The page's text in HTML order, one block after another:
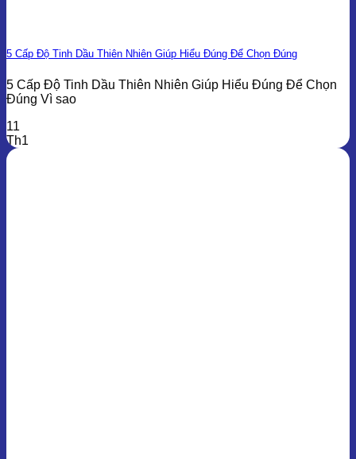
5 Cấp Độ Tinh Dầu Thiên Nhiên Giúp Hiểu Đúng Để Chọn Đúng
5 Cấp Độ Tinh Dầu Thiên Nhiên Giúp Hiểu Đúng Để Chọn
Đúng Vì sao
11
Th1